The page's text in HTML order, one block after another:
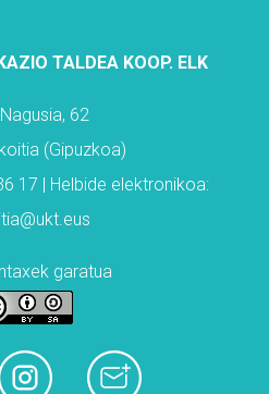
TALDEA KOOP. ELK
62
(Gipuzkoa)
17 | Helbide elektronikoa:
garatua